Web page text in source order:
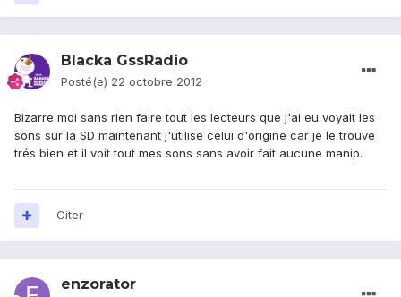
Blacka GssRadio
Posté(e) 22 octobre 2012
Bizarre moi sans rien faire tout les lecteurs que j'ai eu voyait les
sons sur la SD maintenant j'utilise celui d'origine car je le trouve
trés bien et il voit tout mes sons sans avoir fait aucune manip.
Citer
enzorator